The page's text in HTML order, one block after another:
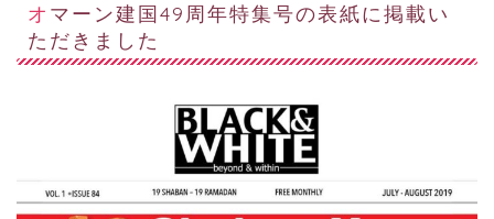
オマーン建国49周年特集号の表紙に掲載い
ただきました